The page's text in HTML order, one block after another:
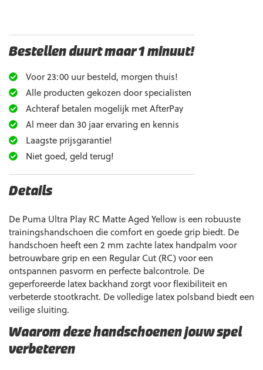
Bestellen duurt maar 1 minuut!
Voor 23:00 uur besteld, morgen thuis!
Alle producten gekozen door specialisten
Achteraf betalen mogelijk met AfterPay
Al meer dan 30 jaar ervaring en kennis
Laagste prijsgarantie!
Niet goed, geld terug!
Details
De Puma Ultra Play RC Matte Aged Yellow is een robuuste
trainingshandschoen die comfort en goede grip biedt. De
handschoen heeft een 2 mm zachte latex handpalm voor
betrouwbare grip en een Regular Cut (RC) voor een
ontspannen pasvorm en perfecte balcontrole. De
geperforeerde latex backhand zorgt voor flexibiliteit en
verbeterde stootkracht. De volledige latex polsband biedt een
veilige sluiting.
Waarom deze handschoenen jouw spel
verbeteren